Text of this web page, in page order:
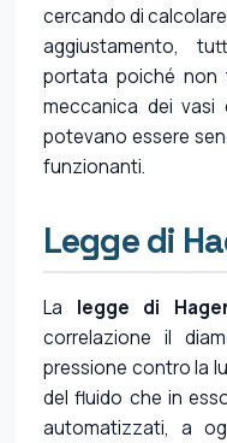
cercando di
aggiustamento,
portata poiché non
meccanica dei vasi
potevano essere
funzionanti.
Legge di
La legge di
correlazione il
pressione contro la
del fluido che in
automatizzati, a